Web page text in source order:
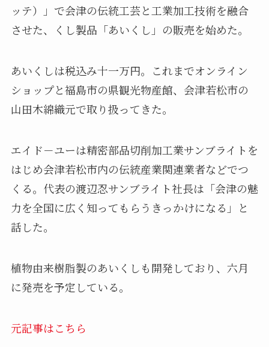
ッテ）」で会津の伝統工芸と工業加工技術を融合
させた、くし製品「あいくし」の販売を始めた。
あいくしは税込み十一万円。これまでオンライン
ショップと福島市の県観光物産館、会津若松市の
山田木綿織元で取り扱ってきた。
エイド－ユーは精密部品切削加工業サンブライトを
はじめ会津若松市内の伝統産業関連業者などでつ
くる。代表の渡辺忍サンブライト社長は「会津の魅
力を全国に広く知ってもらうきっかけになる」と
話した。
植物由来樹脂製のあいくしも開発しており、六月
に発売を予定している。
元記事はこちら